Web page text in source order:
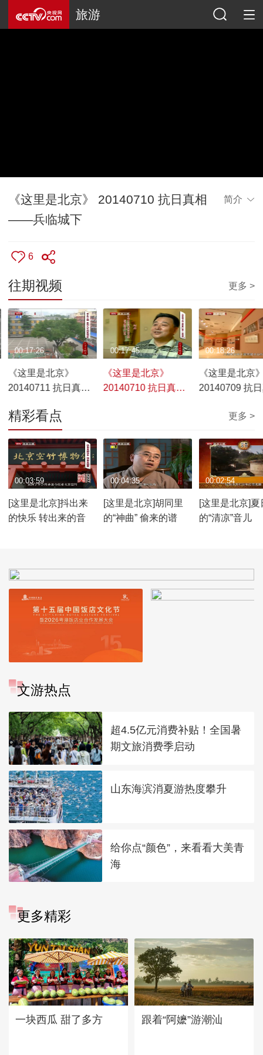
旅游
《这里是北京》 20140710 抗日真相
——兵临城下
简介
6
往期视频 更多 >
《这里是北京》
20140711 抗日真相
00:17:26
《这里是北京》
20140710 抗日真相
00:17:45
《这里是北京
20140709 抗
00:18:26
精彩看点 更多 >
[这里是北京]抖出来
的快乐 转出来的音
00:03:59
[这里是北京]胡同里
的“神曲” 偷来的谱
00:04:35
[这里是北京]夏
的“清凉”音儿
00:02:54
文游热点
超4.5亿元消费补贴！全国暑
期文旅消费季启动
山东海滨消夏游热度攀升
给你点“颜色”，来看看大美青
海
更多精彩
一块西瓜 甜了多方 跟着“阿嬷”游潮汕